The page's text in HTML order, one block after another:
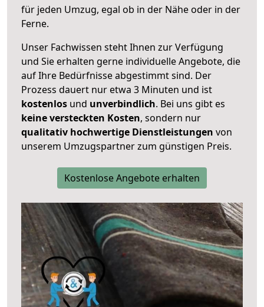
für jeden Umzug, egal ob in der Nähe oder in der
Ferne.
Unser Fachwissen steht Ihnen zur Verfügung
und Sie erhalten gerne individuelle Angebote, die
auf Ihre Bedürfnisse abgestimmt sind. Der
Prozess dauert nur etwa 3 Minuten und ist
kostenlos und unverbindlich. Bei uns gibt es
keine versteckten Kosten, sondern nur
qualitativ hochwertige Dienstleistungen von
unserem Umzugspartner zum günstigen Preis.
Kostenlose Angebote erhalten